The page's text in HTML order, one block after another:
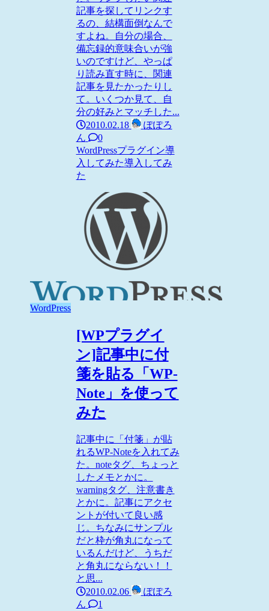
記事を探してリンクす
るの、結構面倒なんで
すよね。自分の場合、
備忘録的意味合いが強
いのですけど、やっぱ
り読み直す時に、関連
記事を見たかったりし
て。いくつか見て、自
分の好みとマッチした...
2010.02.18
ぽぽろ
ん
0
WordPressプラグイン導
入してみた導入してみ
た
WordPress
[WPプラグイ
ン]記事中に付
箋を貼る「WP-
Note」を使って
みた
記事中に「付箋」が貼
れるWP-Noteを入れてみ
た。noteタグ、ちょっと
したメモとかに。
warningタグ、注意書き
とかに。記事にアクセ
ントが付いて良い感
じ。ちなみにサンプル
だと枠が角丸になって
いるんだけど、うちだ
と角丸にならない！！
と思...
2010.02.06
ぽぽろ
ん
1